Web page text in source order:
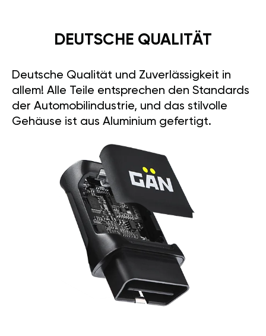
DEUTSCHE QUALITÄT
Deutsche Qualität und Zuverlässigkeit in
allem! Alle Teile entsprechen den Standards
der Automobilindustrie, und das stilvolle
Gehäuse ist aus Aluminium gefertigt.